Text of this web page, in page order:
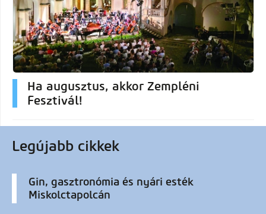
Ha augusztus, akkor Zempléni
Fesztivál!
Legújabb cikkek
Gin, gasztronómia és nyári esték
Miskolctapolcán